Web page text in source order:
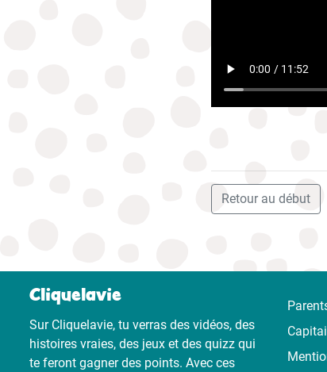
Retour au début
Cliquelavie
Sur Cliquelavie, tu verras des vidéos, des
histoires vraies, des jeux et des quizz qui
te feront gagner des points. Avec ces